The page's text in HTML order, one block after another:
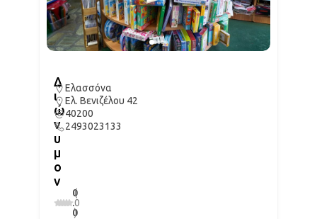
Δ
ι
ώ
ν
υ
μ
ο
ν
0
.
0
(
0
)
Ελασσόνα
Ελ. Βενιζέλου 42
40200
2493023133